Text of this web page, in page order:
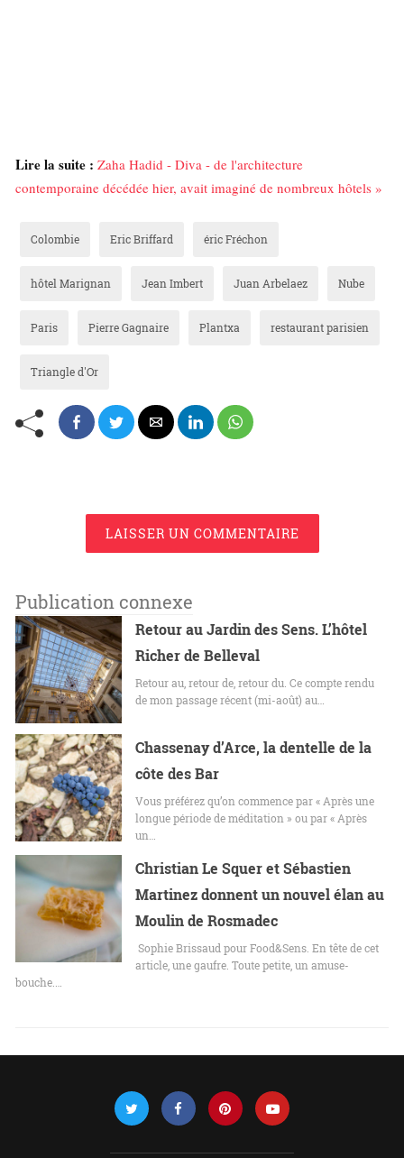
Lire la suite : Zaha Hadid - Diva - de l'architecture
contemporaine décédée hier, avait imaginé de nombreux hôtels »
Colombie Eric Briffard éric Fréchon
hôtel Marignan Jean Imbert Juan Arbelaez Nube
Paris Pierre Gagnaire Plantxa restaurant parisien
Triangle d'Or
LAISSER UN COMMENTAIRE
Publication connexe
Retour au Jardin des Sens. L’hôtel
Richer de Belleval
Retour au, retour de, retour du. Ce compte rendu
de mon passage récent (mi-août) au…
Chassenay d’Arce, la dentelle de la
côte des Bar
Vous préférez qu’on commence par « Après une
longue période de méditation » ou par « Après
un…
Christian Le Squer et Sébastien
Martinez donnent un nouvel élan au
Moulin de Rosmadec
Sophie Brissaud pour Food&Sens. En tête de cet
article, une gaufre. Toute petite, un amuse-
bouche.…